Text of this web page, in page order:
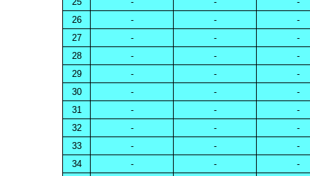
26
- -
-
27
- -
-
28
- -
-
29
- -
-
30
- -
-
31
- -
-
32
- -
-
33
- -
-
34
- -
-